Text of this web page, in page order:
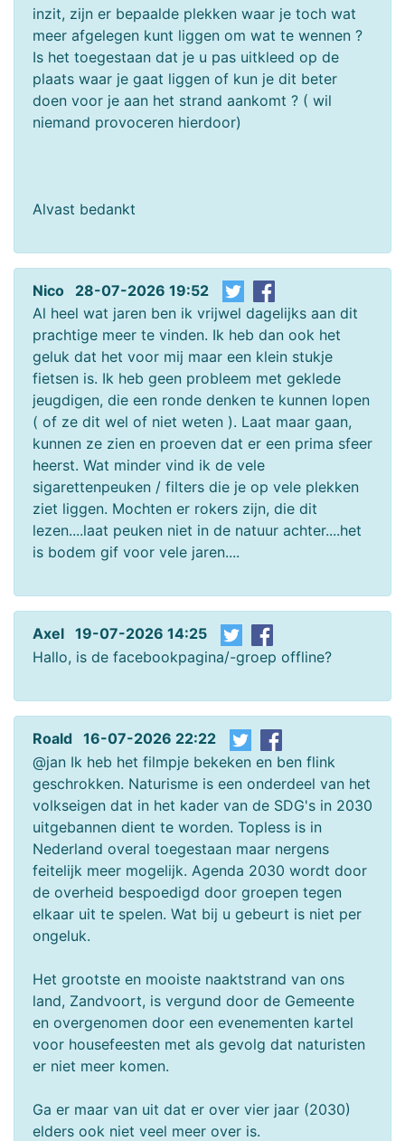
inzit, zijn er bepaalde plekken waar je toch wat
meer afgelegen kunt liggen om wat te wennen ?
Is het toegestaan dat je u pas uitkleed op de
plaats waar je gaat liggen of kun je dit beter
doen voor je aan het strand aankomt ? ( wil
niemand provoceren hierdoor)
Alvast bedankt
Nico 28-07-2026 19:52
Al heel wat jaren ben ik vrijwel dagelijks aan dit
prachtige meer te vinden. Ik heb dan ook het
geluk dat het voor mij maar een klein stukje
fietsen is. Ik heb geen probleem met geklede
jeugdigen, die een ronde denken te kunnen lopen
( of ze dit wel of niet weten ). Laat maar gaan,
kunnen ze zien en proeven dat er een prima sfeer
heerst. Wat minder vind ik de vele
sigarettenpeuken / filters die je op vele plekken
ziet liggen. Mochten er rokers zijn, die dit
lezen....laat peuken niet in de natuur achter....het
is bodem gif voor vele jaren....
Axel 19-07-2026 14:25
Hallo, is de facebookpagina/-groep offline?
Roald 16-07-2026 22:22
@jan Ik heb het filmpje bekeken en ben flink
geschrokken. Naturisme is een onderdeel van het
volkseigen dat in het kader van de SDG's in 2030
uitgebannen dient te worden. Topless is in
Nederland overal toegestaan maar nergens
feitelijk meer mogelijk. Agenda 2030 wordt door
de overheid bespoedigd door groepen tegen
elkaar uit te spelen. Wat bij u gebeurt is niet per
ongeluk.
Het grootste en mooiste naaktstrand van ons
land, Zandvoort, is vergund door de Gemeente
en overgenomen door een evenementen kartel
voor housefeesten met als gevolg dat naturisten
er niet meer komen.
Ga er maar van uit dat er over vier jaar (2030)
elders ook niet veel meer over is.